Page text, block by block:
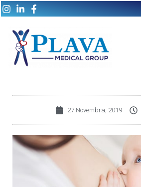
27 Novembra, 2019